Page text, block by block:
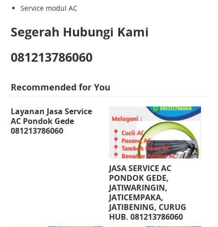
Service modul AC
Segerah Hubungi Kami
081213786060
Recommended for You
Layanan Jasa Service
AC Pondok Gede
081213786060
JASA SERVICE AC
PONDOK GEDE,
JATIWARINGIN,
JATICEMPAKA,
JATIBENING, CURUG
HUB. 081213786060